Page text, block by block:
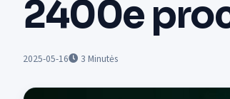
2400e
2025-05-16 3 Minutės